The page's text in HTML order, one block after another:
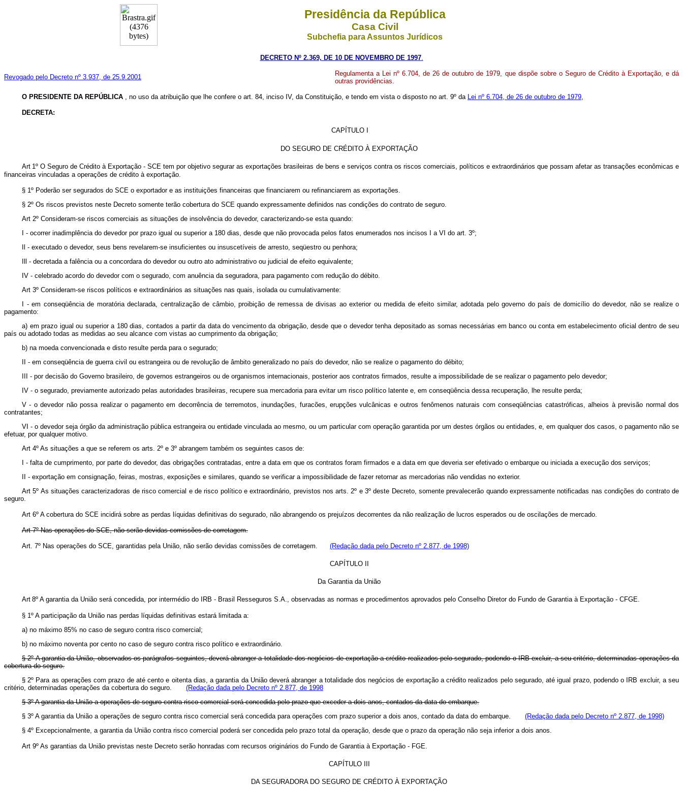
Presidência da República
Casa Civil
Subchefia para Assuntos Jurídicos
DECRETO Nº 2.369, DE 10 DE NOVEMBRO DE 1997.
Revogado pelo Decreto nº 3.937, de 25.9.2001
Regulamenta a Lei nº 6.704, de 26 de outubro de 1979, que dispõe sobre o Seguro de Crédito à Exportação, e dá
outras providências.
O PRESIDENTE DA REPÚBLICA , no uso da atribuição que lhe confere o art. 84, inciso IV, da Constituição, e tendo em vista o disposto no art. 9º da Lei nº 6.704, de 26 de outubro de 1979,
DECRETA:
CAPÍTULO I
DO SEGURO DE CRÉDITO À EXPORTAÇÃO
Art 1º O Seguro de Crédito à Exportação - SCE tem por objetivo segurar as exportações brasileiras de bens e serviços contra os riscos comerciais, políticos e extraordinários que possam afetar as transações econômicas e
financeiras vinculadas a operações de crédito à exportação.
§ 1º Poderão ser segurados do SCE o exportador e as instituições financeiras que financiarem ou refinanciarem as exportações.
§ 2º Os riscos previstos neste Decreto somente terão cobertura do SCE quando expressamente definidos nas condições do contrato de seguro.
Art 2º Consideram-se riscos comerciais as situações de insolvência do devedor, caracterizando-se esta quando:
I - ocorrer inadimplência do devedor por prazo igual ou superior a 180 dias, desde que não provocada pelos fatos enumerados nos incisos I a VI do art. 3º;
Il - executado o devedor, seus bens revelarem-se insuficientes ou insuscetíveis de arresto, seqüestro ou penhora;
Ill - decretada a falência ou a concordara do devedor ou outro ato administrativo ou judicial de efeito equivalente;
IV - celebrado acordo do devedor com o segurado, com anuência da seguradora, para pagamento com redução do débito.
Art 3º Consideram-se riscos políticos e extraordinários as situações nas quais, isolada ou cumulativamente:
I - em conseqüência de moratória declarada, centralização de câmbio, proibição de remessa de divisas ao exterior ou medida de efeito similar, adotada pelo governo do país de domicílio do devedor, não se realize o
pagamento:
a) em prazo igual ou superior a 180 dias, contados a partir da data do vencimento da obrigação, desde que o devedor tenha depositado as somas necessárias em banco ou conta em estabelecimento oficial dentro de seu
país ou adotado todas as medidas ao seu alcance com vistas ao cumprimento da obrigação;
b) na moeda convencionada e disto resulte perda para o segurado;
II - em conseqüência de guerra civil ou estrangeira ou de revolução de âmbito generalizado no país do devedor, não se realize o pagamento do débito;
III - por decisão do Governo brasileiro, de governos estrangeiros ou de organismos internacionais, posterior aos contratos firmados, resulte a impossibilidade de se realizar o pagamento pelo devedor;
IV - o segurado, previamente autorizado pelas autoridades brasileiras, recupere sua mercadoria para evitar um risco político latente e, em conseqüência dessa recuperação, lhe resulte perda;
V - o devedor não possa realizar o pagamento em decorrência de terremotos, inundações, furacões, erupções vulcânicas e outros fenômenos naturais com conseqüências catastróficas, alheios à previsão normal dos
contratantes;
VI - o devedor seja órgão da administração pública estrangeira ou entidade vinculada ao mesmo, ou um particular com operação garantida por um destes órgãos ou entidades, e, em qualquer dos casos, o pagamento não se
efetuar, por qualquer motivo.
Art 4º As situações a que se referem os arts. 2º e 3º abrangem também os seguintes casos de:
I - falta de cumprimento, por parte do devedor, das obrigações contratadas, entre a data em que os contratos foram firmados e a data em que deveria ser efetivado o embarque ou iniciada a execução dos serviços;
II - exportação em consignação, feiras, mostras, exposições e similares, quando se verificar a impossibilidade de fazer retornar as mercadorias não vendidas no exterior.
Art 5º As situações caracterizadoras de risco comercial e de risco político e extraordinário, previstos nos arts. 2º e 3º deste Decreto, somente prevalecerão quando expressamente notificadas nas condições do contrato de
seguro.
Art 6º A cobertura do SCE incidirá sobre as perdas líquidas definitivas do segurado, não abrangendo os prejuízos decorrentes da não realização de lucros esperados ou de oscilações de mercado.
Art 7º Nas operações do SCE, não serão devidas comissões de corretagem.
Art. 7º Nas operações do SCE, garantidas pela União, não serão devidas comissões de corretagem. (Redação dada pelo Decreto nº 2.877, de 1998)
CAPÍTULO II
Da Garantia da União
Art 8º A garantia da União será concedida, por intermédio do IRB - Brasil Resseguros S.A., observadas as normas e procedimentos aprovados pelo Conselho Diretor do Fundo de Garantia à Exportação - CFGE.
§ 1º A participação da União nas perdas líquidas definitivas estará limitada a:
a) no máximo 85% no caso de seguro contra risco comercial;
b) no máximo noventa por cento no caso de seguro contra risco político e extraordinário.
§ 2º A garantia da União, observados os parágrafos seguintes, deverá abranger a totalidade dos negócios de exportação a crédito realizados pelo segurado, podendo o IRB excluir, a seu critério, determinadas operações da
cobertura do seguro.
§ 2º Para as operações com prazo de até cento e oitenta dias, a garantia da União deverá abranger a totalidade dos negócios de exportação a crédito realizados pelo segurado, até igual prazo, podendo o IRB excluir, a seu
critério, determinadas operações da cobertura do seguro. (Redação dada pelo Decreto nº 2.877, de 1998
§ 3º A garantia da União a operações de seguro contra risco comercial será concedida pelo prazo que exceder a dois anos, contados da data do embarque.
§ 3º A garantia da União a operações de seguro contra risco comercial será concedida para operações com prazo superior a dois anos, contado da data do embarque. (Redação dada pelo Decreto nº 2.877, de 1998)
§ 4º Excepcionalmente, a garantia da União contra risco comercial poderá ser concedida pelo prazo total da operação, desde que o prazo da operação não seja inferior a dois anos.
Art 9º As garantias da União previstas neste Decreto serão honradas com recursos originários do Fundo de Garantia à Exportação - FGE.
CAPÍTULO III
DA SEGURADORA DO SEGURO DE CRÉDITO À EXPORTAÇÃO